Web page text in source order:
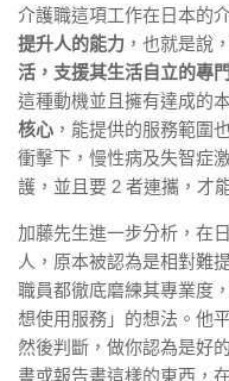
介護職這項工作在日本的
提升人的能力 ，也就是說
活，支援其生活自立的專
這種動機並且擁有達成的
核心 ，能提供的服務範圍
衝擊下，慢性病及失智症
護，並且要 2 者連攜，才
加藤先生進一步分析，在
人，原本被認為是相對難
職員都徹底磨練其專業度
想使用服務」的想法。他
然後判斷，做你認為是好
書或報告書這樣的東西，